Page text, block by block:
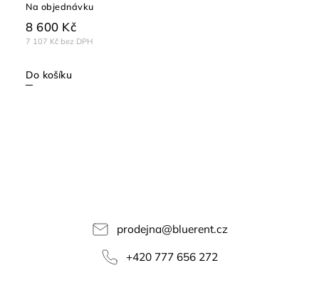
Na objednávku
7 107 Kč bez DPH
8 600 Kč
Do košíku
prodejna@bluerent.cz
+420 777 656 272